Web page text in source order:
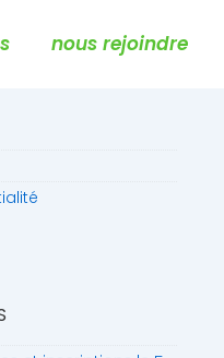
nous rejoindre